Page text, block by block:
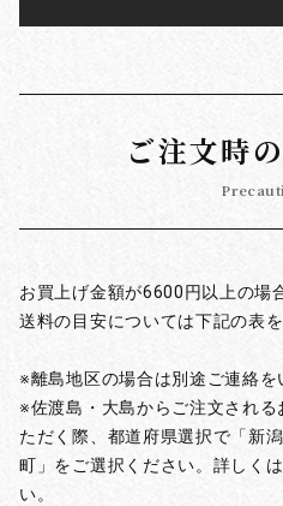
ご注文時
お買上げ金額が6600円以上の場
送料の目安については下記の表を
※離島地区の場合は別途ご連絡を
※佐渡島・大島からご注文され
ただく際、都道府県選択で「新
町」をご選択ください。詳しく
い。